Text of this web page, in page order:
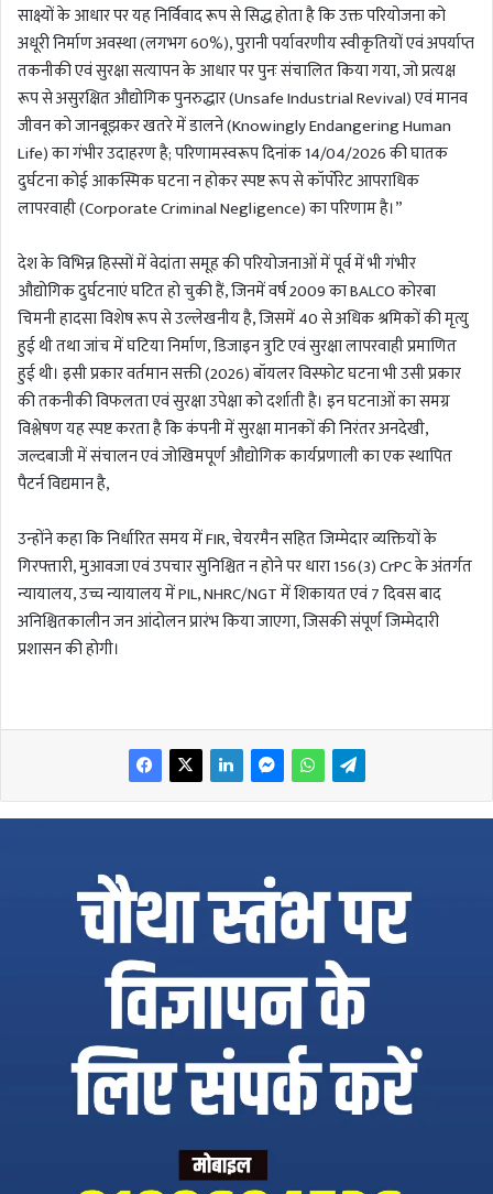
साक्ष्यों के आधार पर यह निर्विवाद रूप से सिद्ध होता है कि उक्त परियोजना को
अधूरी निर्माण अवस्था (लगभग 60%), पुरानी पर्यावरणीय स्वीकृतियों एवं अपर्याप्त
तकनीकी एवं सुरक्षा सत्यापन के आधार पर पुनः संचालित किया गया, जो प्रत्यक्ष
रूप से असुरक्षित औद्योगिक पुनरुद्धार (Unsafe Industrial Revival) एवं मानव
जीवन को जानबूझकर खतरे में डालने (Knowingly Endangering Human
Life) का गंभीर उदाहरण है; परिणामस्वरूप दिनांक 14/04/2026 की घातक
दुर्घटना कोई आकस्मिक घटना न होकर स्पष्ट रूप से कॉर्पोरेट आपराधिक
लापरवाही (Corporate Criminal Negligence) का परिणाम है।”
देश के विभिन्न हिस्सों में वेदांता समूह की परियोजनाओं में पूर्व में भी गंभीर
औद्योगिक दुर्घटनाएं घटित हो चुकी हैं, जिनमें वर्ष 2009 का BALCO कोरबा
चिमनी हादसा विशेष रूप से उल्लेखनीय है, जिसमें 40 से अधिक श्रमिकों की मृत्यु
हुई थी तथा जांच में घटिया निर्माण, डिजाइन त्रुटि एवं सुरक्षा लापरवाही प्रमाणित
हुई थी। इसी प्रकार वर्तमान सक्ती (2026) बॉयलर विस्फोट घटना भी उसी प्रकार
की तकनीकी विफलता एवं सुरक्षा उपेक्षा को दर्शाती है। इन घटनाओं का समग्र
विश्लेषण यह स्पष्ट करता है कि कंपनी में सुरक्षा मानकों की निरंतर अनदेखी,
जल्दबाजी में संचालन एवं जोखिमपूर्ण औद्योगिक कार्यप्रणाली का एक स्थापित
पैटर्न विद्यमान है,
उन्होंने कहा कि निर्धारित समय में FIR, चेयरमैन सहित जिम्मेदार व्यक्तियों के
गिरफ्तारी, मुआवजा एवं उपचार सुनिश्चित न होने पर धारा 156(3) CrPC के अंतर्गत
न्यायालय, उच्च न्यायालय में PIL, NHRC/NGT में शिकायत एवं 7 दिवस बाद
अनिश्चितकालीन जन आंदोलन प्रारंभ किया जाएगा, जिसकी संपूर्ण जिम्मेदारी
प्रशासन की होगी।